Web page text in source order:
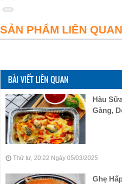
SẢN PHẨM LIÊN QUAN
BÀI VIẾT LIÊN QUAN
Hàu
Gàng,
Thứ tư, 20:22 Ngày 05/03/2025
Ghẹ